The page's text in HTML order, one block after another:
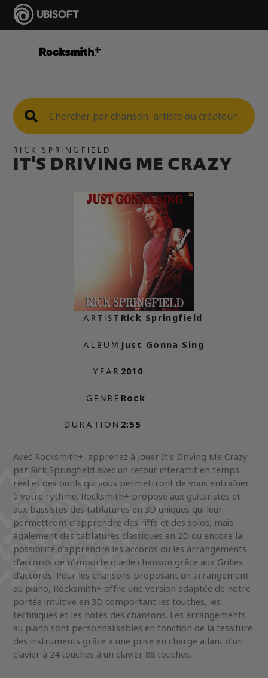
RICK SPRINGFIELD
IT'S DRIVING ME CRAZY
ARTIST
ALBUM
YEAR
GENRE
DURATION
Rick Springfield
Just Gonna Sing
2010
Rock
2:55
Avec Rocksmith+, apprenez à jouer It's Driving Me Crazy
par Rick Springfield avec un retour interactif en temps
réel et des outils qui vous permettront de vous entraîner
à votre rythme. Rocksmith+ propose aux guitaristes et
aux bassistes des tablatures en 3D uniques qui leur
permettront d’apprendre des riffs et des solos, mais
également des tablatures classiques en 2D ou encore la
possibilité d’apprendre les accords ou les arrangements
d’accords de n’importe quelle chanson grâce aux Grilles
d’accords. Pour les chansons proposant un arrangement
au piano, Rocksmith+ offre une version adaptée de notre
portée intuitive en 3D comportant les touches, les
techniques et les notes des chansons. Les arrangements
au piano sont personnalisables en fonction de la tessiture
des instruments grâce à une prise en charge allant d’un
clavier à 24 touches à un clavier 88 touches.